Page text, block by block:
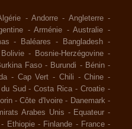
-Andorre - Angleterre -
-Arménie -Australie -
- Baléares - Bangladesh -
Bolivie - Bosnie-Herzégovine -
Faso - Burundi - Bénin -
- Cap Vert - Chili -Chine -
Sud -Costa Rica -Croatie -
-Côte d'Ivoire - Danemark -
Arabes Unis - Equateur -
- Ethiopie - Finlande - France -